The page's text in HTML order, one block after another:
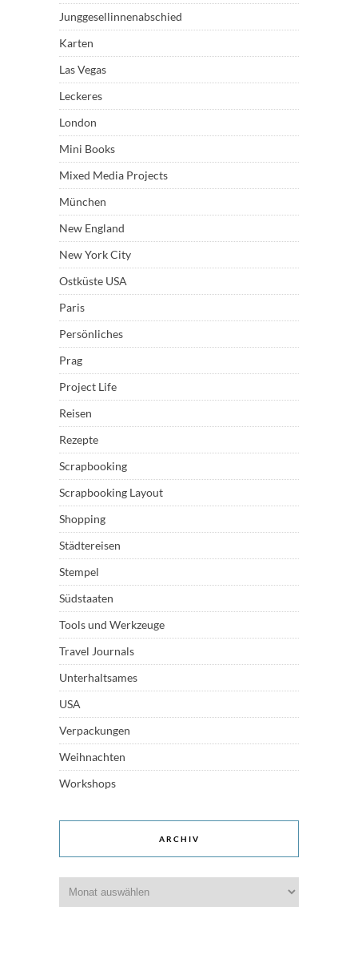
Junggesellinnenabschied
Karten
Las Vegas
Leckeres
London
Mini Books
Mixed Media Projects
München
New England
New York City
Ostküste USA
Paris
Persönliches
Prag
Project Life
Reisen
Rezepte
Scrapbooking
Scrapbooking Layout
Shopping
Städtereisen
Stempel
Südstaaten
Tools und Werkzeuge
Travel Journals
Unterhaltsames
USA
Verpackungen
Weihnachten
Workshops
ARCHIV